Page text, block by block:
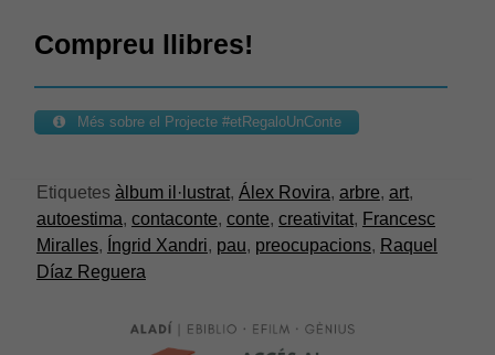
Compreu llibres!
Més sobre el Projecte #etRegaloUnConte
Etiquetes àlbum il·lustrat, Álex Rovira, arbre, art,
autoestima, contaconte, conte, creativitat, Francesc
Miralles, Íngrid Xandri, pau, preocupacions, Raquel
Díaz Reguera
vostra visita.
Si rebutges
aquestes
funcionalitat
desapareixerà
del lloc web.